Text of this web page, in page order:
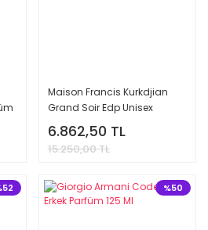
Maison Francis Kurkdjian
Grand Soir Edp Unisex
Parfüm 70 Ml
6.862,50 TL
15.250,00 TL
%50